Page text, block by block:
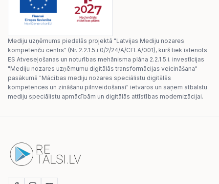
Mediju uzņēmums piedalās projektā "Latvijas Mediju nozares
kompetenču centrs" (Nr. 2.2.1.5.i.0/2/24/A/CFLA/001), kurš tiek īstenots
ES Atveseļošanas un noturības mehānisma plāna 2.2.1.5.i. investīcijas
"Mediju nozares uzņēmumu digitālās transformācijas veicināšana"
pasākumā "Mācības mediju nozares speciālistu digitālās
kompetences un zināšanu pilnveidošanai" ietvaros un saņem atbalstu
mediju speciālistu apmācībām un digitālās attīstības modernizācijai.